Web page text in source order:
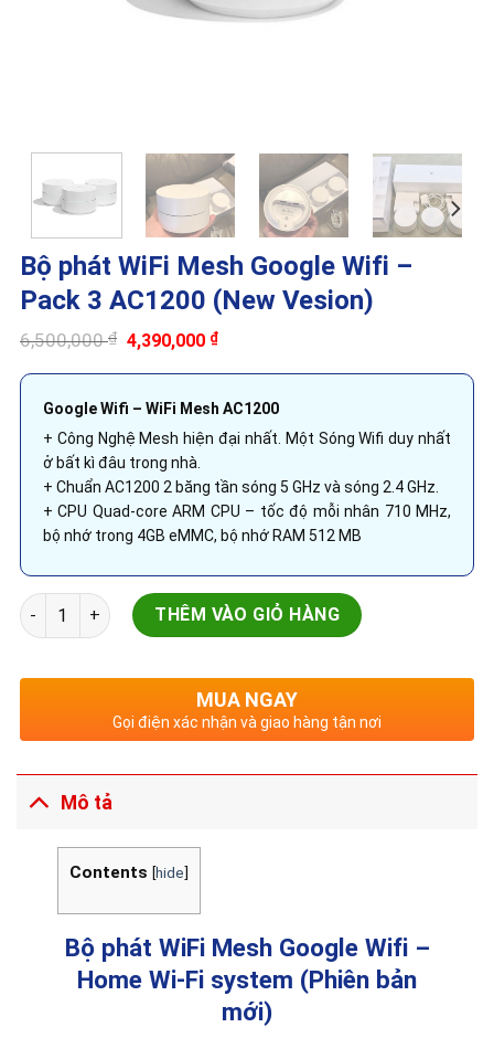
Bộ phát WiFi Mesh Google Wifi –
Pack 3 AC1200 (New Vesion)
6,500,000₫ Giá
gốc
là:
4,390,000 ₫Giá
tại
4,390,000 ₫.
Google Wifi – WiFi Mesh AC1200
+ Công Nghệ Mesh hiện đại nhất. Một Sóng Wifi duy nhất
ở bất kì đâu trong nhà.
+ Chuẩn AC1200 2 băng tần sóng 5 GHz và sóng 2.4 GHz.
+ CPU Quad-core ARM CPU – tốc độ mỗi nhân 710 MHz,
bộ nhớ trong 4GB eMMC, bộ nhớ RAM 512 MB
Bộ phát WiFi Mesh Google Wifi - Pack 3 AC1200 (New
THÊM VÀO GIỎ HÀNG
MUA NGAY
Gọi điện xác nhận và giao hàng tận nơi
Mô tả
Contents [hide]
Bộ phát WiFi Mesh Google Wifi –
Home Wi-Fi system (Phiên bản
mới)